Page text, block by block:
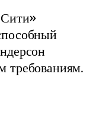
требованиям.